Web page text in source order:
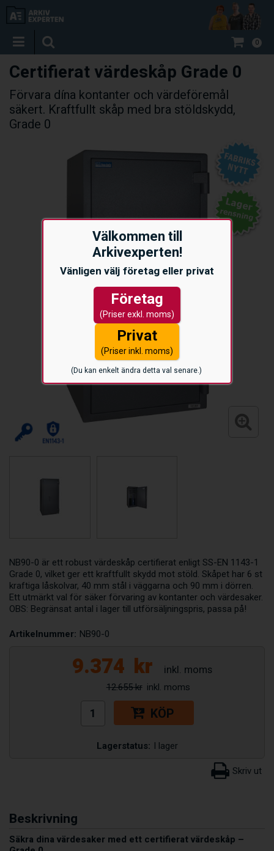
Välkommen till
Arkivexperten!
Vänligen välj företag eller privat
Företag
(Priser exkl. moms)
Privat
(Priser inkl. moms)
(Du kan enkelt ändra detta val senare.)
0
Certifierat värdeskåp Grade 0
Förvara dína kontanter och värdeföremål
säkert. Kraftfullt skåp med bra stöldskydd,
Grade 0
NB90-0 är ett robust värdeskåp certifierat enligt SS-EN 1143-1
Grade 0, vilket ger ett kraftfullt skydd mot stöld. Skåpet har 6 st
kraftiga låskolvar, 40 mm stål i väggarna och 90 mm i dörren.
Ett utmärkt val för säker förvaring av kontanter och värdesaker.
OBS: Begränsat antal i lager till utförsäljningspris, passa på!
Artikelnummer: NB90-0
9.374 kr
12.655 kr
KÖP
Lagerstatus: I lager
Beskrivning
Säkra dina värdesaker med ett certifierat värdeskåp –